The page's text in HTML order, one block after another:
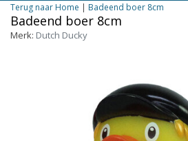
Terug naar Home | Badeend boer 8cm
Badeend boer 8cm
Merk: Dutch Ducky
Meer over cookies »